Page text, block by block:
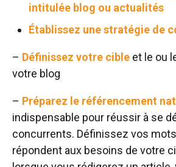
intitulée blog ou actualités
Établissez une stratégie de
– Définissez votre cible et le ou
votre blog
– Préparez le référencement
indispensable pour réussir à se
concurrents. Définissez vos
répondent aux besoins de votre